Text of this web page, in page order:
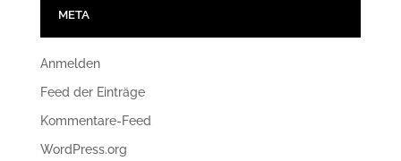
META
Anmelden
Feed der Einträge
Kommentare-Feed
WordPress.org